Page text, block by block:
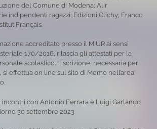
del Comune di Modena; Alir
indipendenti ragazzi; Edizioni Clichy; Franco
Français.
accreditato presso il MIUR ai sensi
170/2016, rilascia gli attestati per la
scolastico. L’iscrizione, necessaria per
si effettua on line sul sito di Memo nell’area
incontri con Antonio Ferrara e Luigi Garlando
30 settembre 2023